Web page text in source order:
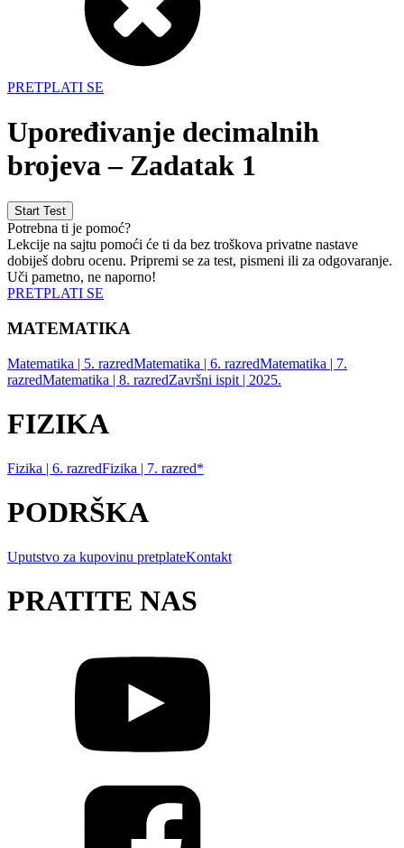
PRETPLATI SE
Upoređivanje decimalnih
brojeva – Zadatak 1
Potrebna ti je pomoć?
Lekcije na sajtu pomoći će ti da bez troškova privatne nastave
dobiješ dobru ocenu. Pripremi se za test, pismeni ili za odgovaranje.
Uči pametno, ne naporno!
PRETPLATI SE
MATEMATIKA
Matematika | 5. razredMatematika | 6. razredMatematika | 7.
razredMatematika | 8. razredZavršni ispit | 2025.
FIZIKA
Fizika | 6. razredFizika | 7. razred*
PODRŠKA
Uputstvo za kupovinu pretplateKontakt
PRATITE NAS